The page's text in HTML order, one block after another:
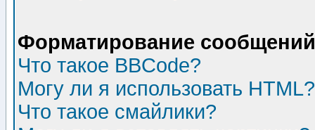
Форматирование
Что такое BBCode?
Могу ли я использовать HTML?
Что такое смайлики?